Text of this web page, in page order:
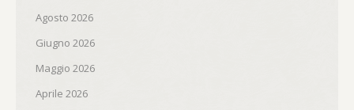
Agosto 2026
Giugno 2026
Maggio 2026
Aprile 2026